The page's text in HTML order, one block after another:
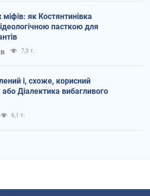
міфів: як Костянтинівка
пасткою для
7,3 т.
і, схоже, корисний
Діалектика вибагливого
6,1 т.